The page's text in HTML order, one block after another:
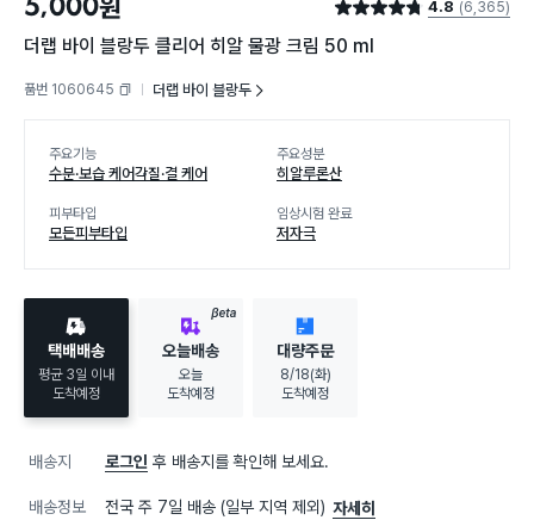
5,000원 별점 4.8점 4.8 (6,365)
더랩 바이 블랑두 클리어 히알 물광 크림 50 ml
품번 1060645
더랩 바이 블랑두
주요기능
수분·보습 케어각질·결 케어
주요성분
히알루론산
피부타입
모든피부타입
임상시험 완료
저자극
택배배송
평균 3일 이내
도착예정
BETA
오늘배송
오늘
도착예정
대량주문
8/18(화)
도착예정
배송지 로그인 후 배송지를 확인해 보세요.
배송정보 전국 주 7일 배송 (일부 지역 제외) 자세히